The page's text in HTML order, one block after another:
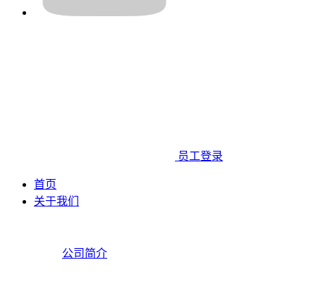
员工登录
首页
关于我们
公司简介